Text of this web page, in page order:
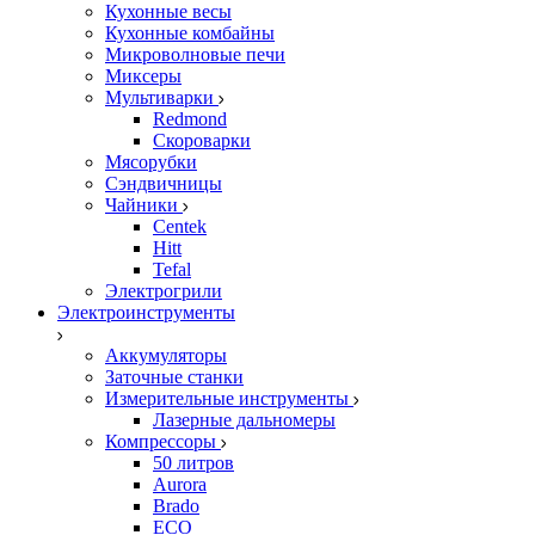
Кухонные весы
Кухонные комбайны
Микроволновые печи
Миксеры
Мультиварки
Redmond
Скороварки
Мясорубки
Сэндвичницы
Чайники
Centek
Hitt
Tefal
Электрогрили
Электроинструменты
Аккумуляторы
Заточные станки
Измерительные инструменты
Лазерные дальномеры
Компрессоры
50 литров
Aurora
Brado
ECO